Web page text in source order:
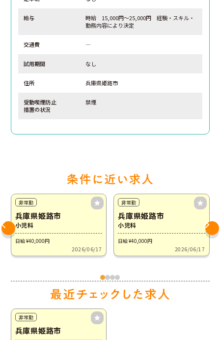
給与
時給 15,000円～25,000円 経験・スキル・
勤務内容により決定
交通費 ―
試用期間 なし
住所 兵庫県姫路市
受動喫煙防止
措置の状況
禁煙
非常勤
兵庫県姫路市
小児科
日給 ¥40,000円
2026/06/17
非常勤
兵庫県姫路市
小児科
日給 ¥40,000円
2026/06/17
非常勤
兵庫県姫路市